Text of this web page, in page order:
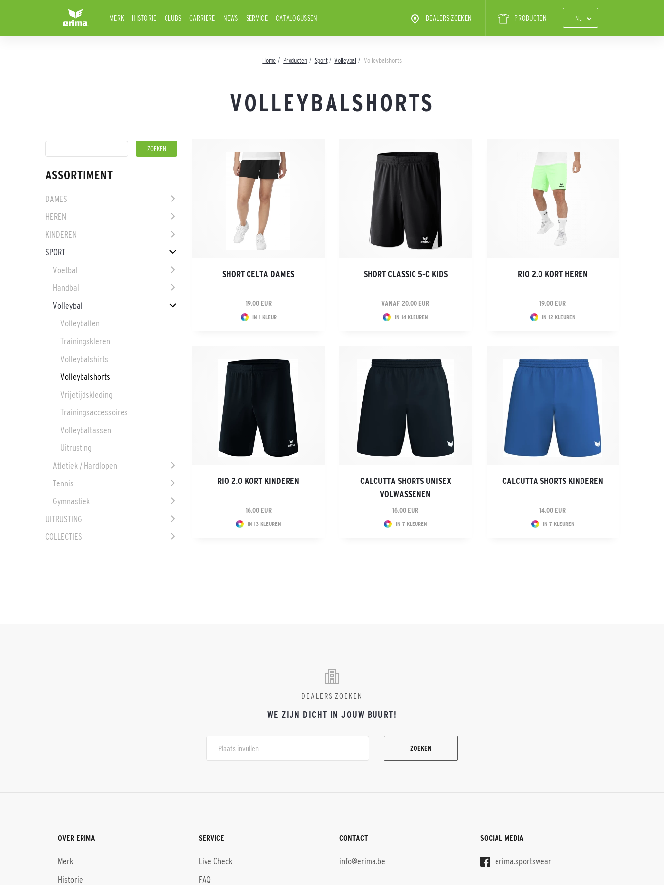
MERK HISTORIE CLUBS CARRIÈRE NEWS SERVICE CATALOGUSSEN DEALERS ZOEKEN PRODUCTEN
Home Producten Sport Volleybal Volleybalshorts
VOLLEYBALSHORTS
ASSORTIMENT
DAMES
HEREN
KINDEREN
SPORT
Voetbal
Handbal
Volleybal
Volleyballen
Trainingskleren
Volleybalshirts
Volleybalshorts
Vrijetijdskleding
Trainingsaccessoires
Volleybaltassen
Uitrusting
Atletiek / Hardlopen
Tennis
Gymnastiek
UITRUSTING
COLLECTIES
SHORT CELTA DAMES
19.00 EUR
IN 1 KLEUR
SHORT CLASSIC 5-C KIDS
VANAF 20.00 EUR
IN 14 KLEUREN
RIO 2.0 KORT HEREN
19.00 EUR
IN 12 KLEUREN
RIO 2.0 KORT KINDEREN
16.00 EUR
IN 13 KLEUREN
CALCUTTA SHORTS UNISEX
VOLWASSENEN
16.00 EUR
IN 7 KLEUREN
CALCUTTA SHORTS KINDEREN
14.00 EUR
IN 7 KLEUREN
DEALERS ZOEKEN
WE ZIJN DICHT IN JOUW BUURT!
ZOEKEN
OVER ERIMA
Merk
Historie
SERVICE
Live Check
FAQ
CONTACT
info@erima.be
SOCIAL MEDIA
erima.sportswear